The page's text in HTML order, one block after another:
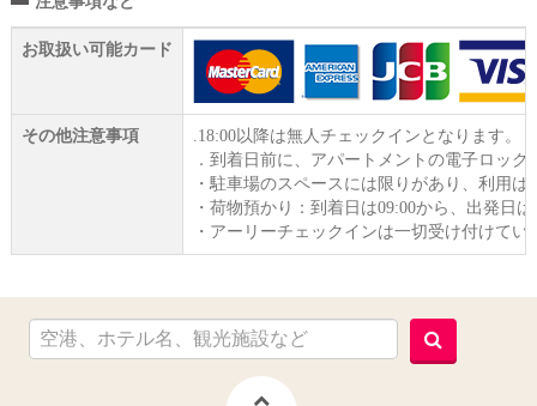
お取扱い可能カード
その他注意事項
.18:00以降は無人チェックインとなります。
．到着日前に、アパートメントの電子ロッ
・駐車場のスペースには限りがあり、利用は
・荷物預かり：到着日は09:00から、出発日
・アーリーチェックインは一切受け付けてい